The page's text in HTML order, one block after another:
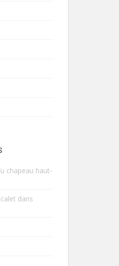
chapeau haut-
dans